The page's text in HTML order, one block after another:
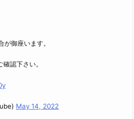
御座います。
認下さい。
May 14, 2022